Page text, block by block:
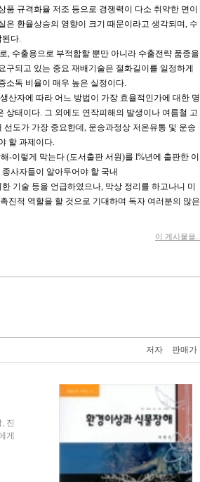
규격화율 저조 등으로 경쟁력이 다소 취약한 면이
환율상승의 영향이 크기 때문이라고 생각되며, 수
다.
, 수출용으로 부적합할 뿐만 아니라 수출전략 품종을
되고 있는 중요 재배기술은 절화길이를 일정하게
소독 비율이 매우 높은 실정이다.
산자에 따라 어느 방법이 가장 효율적인가에 대한 명
태이다. 그 외에도 연작피해의 발생이나 여름철 고
도가 가장 중요한데, 운송과정상 저온유통 및 운송
할 과제이다.
-이렇게 막는다 (도서출판 서원)를 l%년에 출판한 이
사자들이 알아두어야 할 국내
기술 등을 언급하였으나, 막상 정리를 하고나니 미
진적 역할을 할 것으로 기대하며 독자 여러분의 많은
이 게시물을...
저자 판매가
진